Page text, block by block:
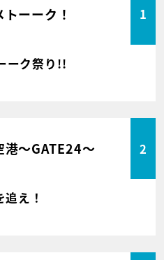
トーーク！ 1
ーク祭り!!
港～GATE24～ 2
え！